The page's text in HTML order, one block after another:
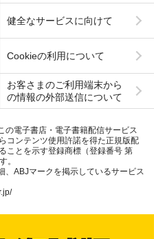
健全なサービスに向けて
Cookieの利用について
お客さまのご利用端末から
の情報の外部送信について
の電子書店・電子書籍配信サービス
コンテンツ使用許諾を得た正規版配
ことを示す登録商標（登録番号 第
。
、ABJマークを掲示しているサービス